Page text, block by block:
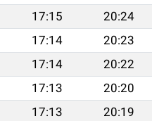
17:15 20:24
17:14 20:23
17:14 20:22
17:13 20:20
17:13 20:19